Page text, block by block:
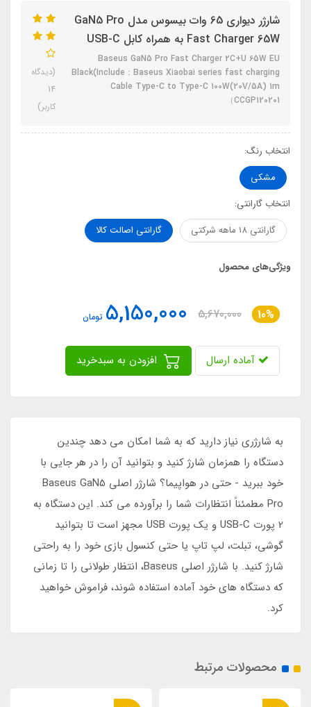
شارژر دیواری 65 وات بیسوس مدل GaN5 Pro
Fast Charger 65W به همراه کابل USB-C
Baseus GaN5 Pro Fast Charger 2C+U 65W EU
Black(Include：Baseus Xiaobai series fast charging
Cable Type-C to Type-C 100W(20V/5A) 1m
CCGP120201）
(دیدگاه
14
کاربر)
انتخاب رنگ:
مشکی
انتخاب گارانتی:
گارانتی 18 ماهه شرکتی
گارانتی اصالت کالا
ویژگی‌های محصول
10%
5,670,000
5,150,000 تومان
آماده ارسال
به شارژری نیاز دارید که به شما امکان می دهد چندین
دستگاه را همزمان شارژ کنید و بتوانید آن را در هر جایی با
خود ببرید - حتی در هواپیما؟ شارژر اصلی Baseus GaN5
Pro مطمئناً انتظارات شما را برآورده می کند. این دستگاه به
2 پورت USB-C و یک پورت USB مجهز است تا بتوانید
گوشی، تبلت، لپ تاپ یا حتی کنسول بازی خود را به راحتی
شارژ کنید. با شارژر اصلی Baseus، انتظار طولانی را تا زمانی
که دستگاه های خود آماده استفاده شوند، فراموش خواهید
کرد.
محصولات مرتبط